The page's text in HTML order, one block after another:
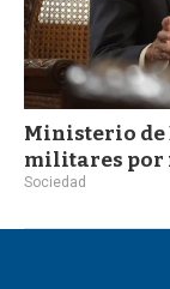
Ministerio de
militares por
Sociedad